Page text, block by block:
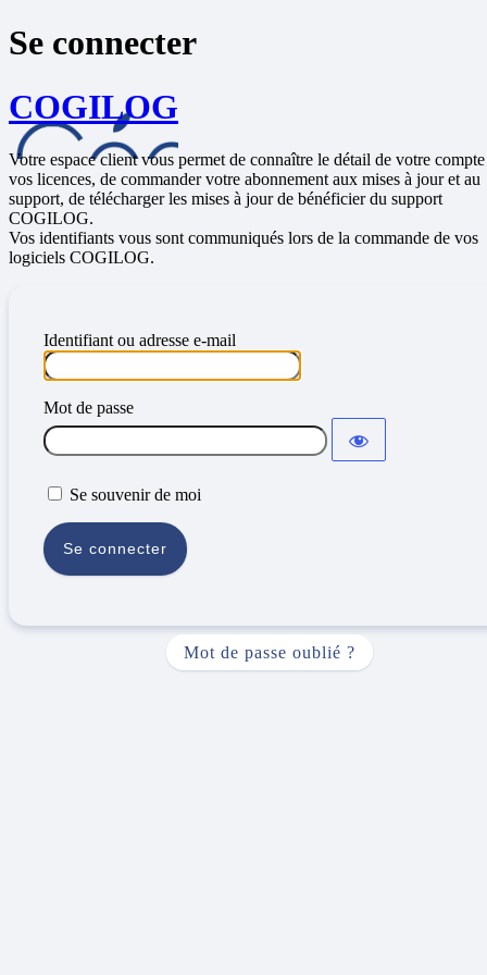
Se connecter
COGILOG
Votre espace client vous permet de connaître le détail de votre
vos licences, de commander votre abonnement aux mises à jour et au
support, de télécharger les mises à jour de bénéficier du support
COGILOG.
Vos identifiants vous sont communiqués lors de la commande de vos
logiciels COGILOG.
Identifiant ou adresse e-mail
Mot de passe
Se souvenir de moi
Mot de passe oublié ?